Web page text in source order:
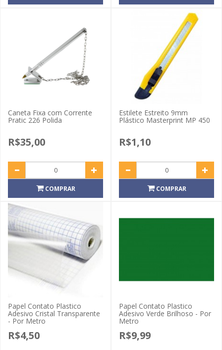
Caneta Fixa com Corrente
Pratic 226 Polida
R$35,00
COMPRAR
Estilete Estreito 9mm
Plástico Masterprint MP 450
R$1,10
COMPRAR
Papel Contato Plastico
Adesivo Cristal Transparente
- Por Metro
R$4,50
Papel Contato Plastico
Adesivo Verde Brilhoso - Por
Metro
R$9,99